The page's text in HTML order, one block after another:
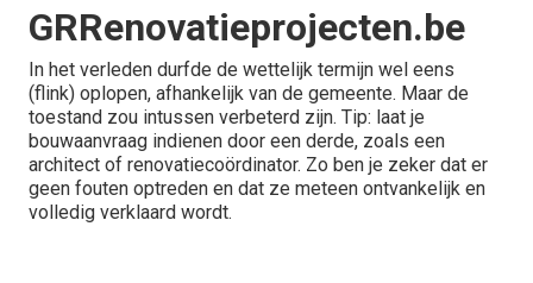
GRRenovatieprojecten.be
In het verleden durfde de wettelijk termijn wel eens
(flink) oplopen, afhankelijk van de gemeente. Maar de
toestand zou intussen verbeterd zijn. Tip: laat je
bouwaanvraag indienen door een derde, zoals een
architect of renovatiecoördinator. Zo ben je zeker dat er
geen fouten optreden en dat ze meteen ontvankelijk en
volledig verklaard wordt.